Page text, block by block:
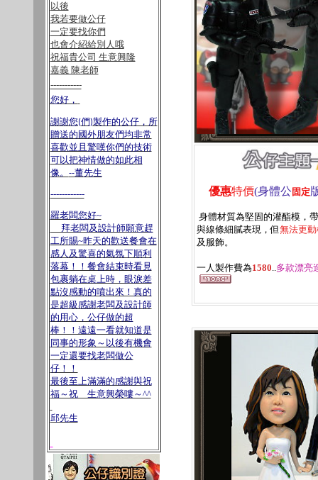
以後
我若要做公仔
一定要找你們
也會介紹給別人哦
祝福貴公司 生意興隆
嘉義 陳老師
-----------
您好，
謝謝您(們)製作的公仔，所
贈送的國外朋友們均非常
喜歡並且驚嘆你們的技術
可以把神情做的如此相
像。
--董先生
------------
羅老闆您好~
拜老闆及設計師願意趕
工所賜~昨天的歡送餐會在
感人及驚喜的氣氛下順利
落幕！！餐會結束時看見
包裹躺在桌上時，眼淚差
點沒感動的噴出來！真的
是超級感謝老闆及設計師
的用心，公仔做的超
棒！！遠遠一看就知道是
同事的形象～以後有機會
一定還要找老闆做公
仔！！
最後至上滿滿的感謝與祝
福～祝 生意興榮嘍～^^
邱先生
優惠特價(身體公 固定
身體材質為堅固的灌酯模，
與線條細膩表現，但無法更
及服飾。
一人製作費為1580..多款漂亮